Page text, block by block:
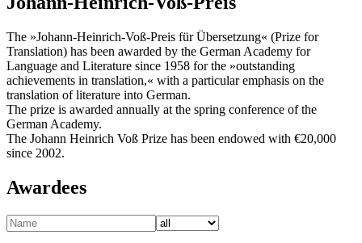
The »Johann-Heinrich-Voß-Preis für Übersetzung« (Prize for
Translation) has been awarded by the German Academy for
Language and Literature since 1958 for the »outstanding
achievements in translation,« with a particular emphasis on the
translation of literature into German.
The prize is awarded annually at the spring conference of the
German Academy.
The Johann Heinrich Voß Prize has been endowed with €20,000
since 2002.
Awardees